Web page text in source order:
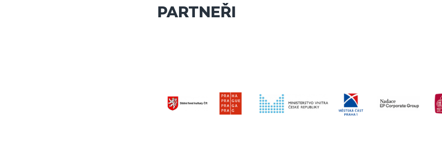
PARTNEŘI